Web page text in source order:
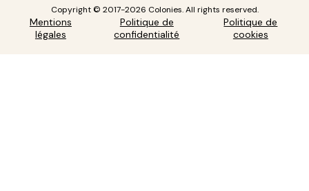
Copyright © 2017-2026 Colonies. All rights reserved.
Mentions
légales
Politique de
confidentialité
Politique de
cookies